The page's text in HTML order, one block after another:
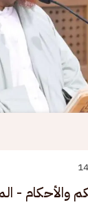
والأحكام -